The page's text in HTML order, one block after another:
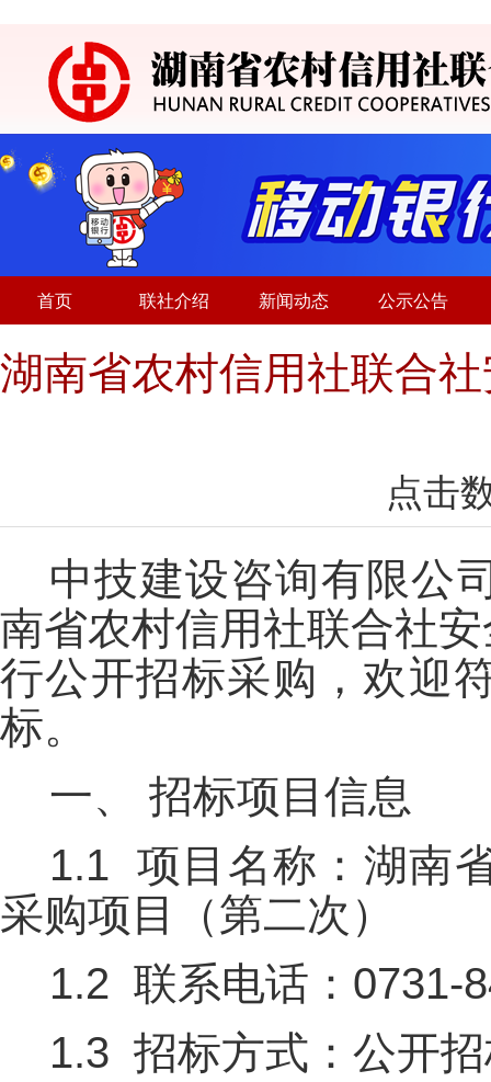
首页 联社介绍 新闻动态 公示公告
湖南省农村信用社联合
点击
中技建设咨询有限公
南省农村信用社联合社
行公开招标采购，欢迎
标。
一、 招标项目信息
1.1 项目名称：湖南
采购项目（第二次）
1.2 联系电话：0731-
1.3 招标方式：公开